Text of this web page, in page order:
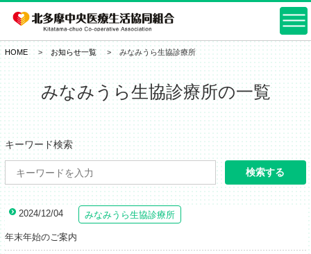
HOME お知らせ一覧 みなみうら生協診療所
みなみうら生協診療所の一覧
キーワード検索
検索する
2024/12/04 みなみうら生協診療所
年末年始のご案内